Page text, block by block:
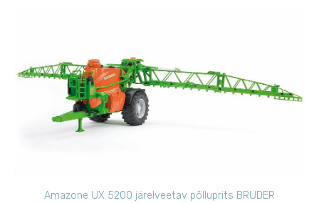
Amazone UX 5200 järelveetav põlluprits BRUDER